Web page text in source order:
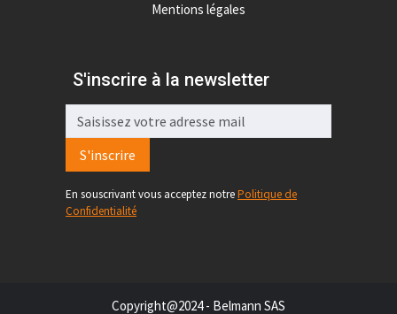
Mentions légales
S'inscrire à la newsletter
S'inscrire
En souscrivant vous acceptez notrePolitique de
Confidentialité
Copyright@2024 - Belmann SAS